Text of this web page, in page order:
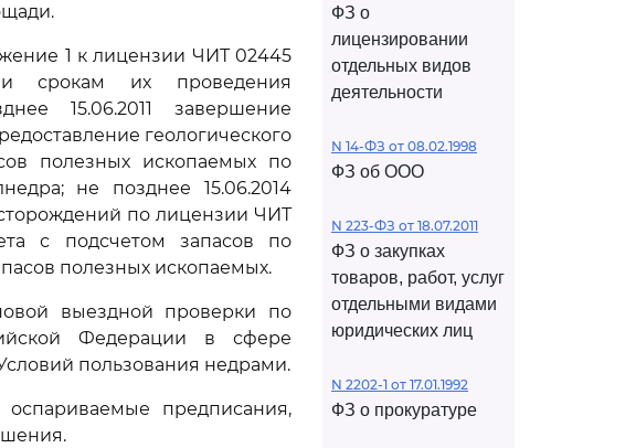
1 к лицензии ЧИТ 02445
срокам их проведения
15.06.2011 завершение
геологического
полезных ископаемых по
не позднее 15.06.2014
по лицензии ЧИТ
с подсчетом запасов по
полезных ископаемых.
выездной проверки по
Федерации в сфере
пользования недрами.
предписания,
ФЗ о
лицензировании
отдельных видов
деятельности
N 14-ФЗ от 08.02.1998
ФЗ об ООО
N 223-ФЗ от 18.07.2011
ФЗ о закупках
товаров, работ, услуг
отдельными видами
юридических лиц
N 2202-1 от 17.01.1992
ФЗ о прокуратуре